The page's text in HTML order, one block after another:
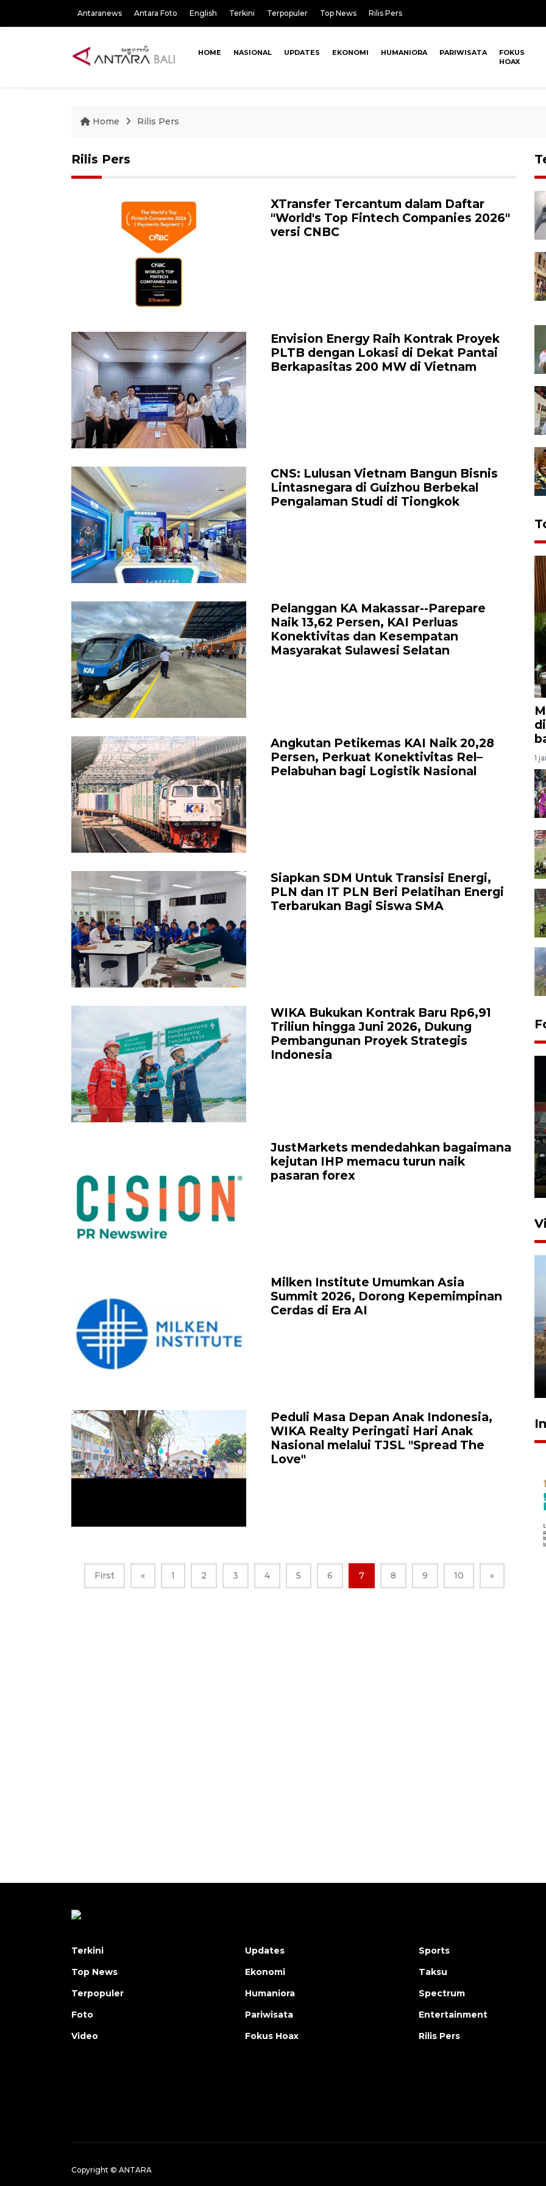
Antaranews Antara Foto English Terkini Terpopuler Top News Rilis Pers
HOME NASIONAL UPDATES EKONOMI HUMANIORA PARIWISATA
FOKUS
HOAX
Home Rilis Pers
Rilis Pers
XTransfer Tercantum dalam Daftar
"World's Top Fintech Companies 2026"
versi CNBC
Envision Energy Raih Kontrak Proyek
PLTB dengan Lokasi di Dekat Pantai
Berkapasitas 200 MW di Vietnam
CNS: Lulusan Vietnam Bangun Bisnis
Lintasnegara di Guizhou Berbekal
Pengalaman Studi di Tiongkok
Pelanggan KA Makassar--Parepare
Naik 13,62 Persen, KAI Perluas
Konektivitas dan Kesempatan
Masyarakat Sulawesi Selatan
Angkutan Petikemas KAI Naik 20,28
Persen, Perkuat Konektivitas Rel–
Pelabuhan bagi Logistik Nasional
Siapkan SDM Untuk Transisi Energi,
PLN dan IT PLN Beri Pelatihan Energi
Terbarukan Bagi Siswa SMA
WIKA Bukukan Kontrak Baru Rp6,91
Triliun hingga Juni 2026, Dukung
Pembangunan Proyek Strategis
Indonesia
JustMarkets mendedahkan bagaimana
kejutan IHP memacu turun naik
pasaran forex
Milken Institute Umumkan Asia
Summit 2026, Dorong Kepemimpinan
Cerdas di Era AI
Peduli Masa Depan Anak Indonesia,
WIKA Realty Peringati Hari Anak
Nasional melalui TJSL "Spread The
Love"
First « 1 2 3 4 5 6 7 8 9 10 »
1
kemampuan tempur Perisai
Trisila Nusantara dalam
latihan di Kepri
5 Agustus 2026 16:28
Terkini
Top News
Terpopuler
Foto
Video
Updates
Ekonomi
Humaniora
Pariwisata
Fokus Hoax
Sports
Taksu
Spectrum
Entertainment
Rilis Pers
Copyright © ANTARA